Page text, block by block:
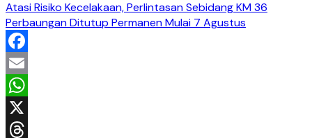
Atasi Risiko Kecelakaan, Perlintasan Sebidang KM 36
Perbaungan Ditutup Permanen Mulai 7 Agustus
Facebook
Email
WhatsApp
X